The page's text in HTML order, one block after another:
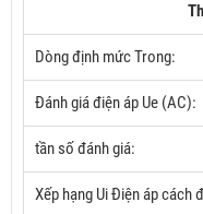
Dòng định mức Trong:
Đánh giá điện áp Ue (AC):
tần số đánh giá:
Xếp hạng Ui Điện áp cách